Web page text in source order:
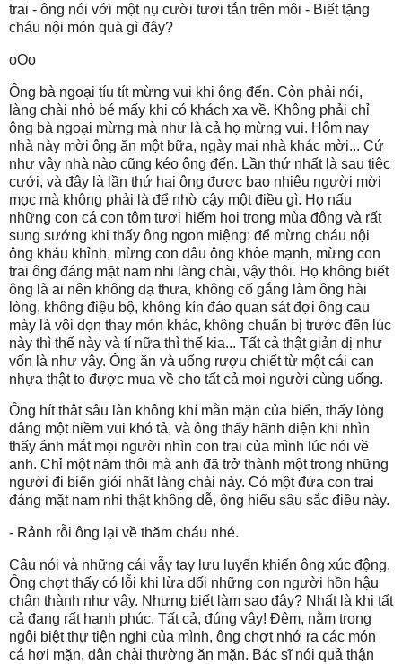
trai - ông nói với một nụ cười tươi tắn trên môi - Biết tặng
cháu nội món quà gì đây?
oOo
Ông bà ngoại tíu tít mừng vui khi ông đến. Còn phải nói,
làng chài nhỏ bé mấy khi có khách xa về. Không phải chỉ
ông bà ngoại mừng mà như là cả họ mừng vui. Hôm nay
nhà này mời ông ăn một bữa, ngày mai nhà khác mời... Cứ
như vậy nhà nào cũng kéo ông đến. Lần thứ nhất là sau tiệc
cưới, và đây là lần thứ hai ông được bao nhiêu người mời
mọc mà không phải là để nhờ cậy một điều gì. Họ nấu
những con cá con tôm tươi hiếm hoi trong mùa đông và rất
sung sướng khi thấy ông ngon miệng; để mừng cháu nội
ông kháu khỉnh, mừng con dâu ông khỏe mạnh, mừng con
trai ông đáng mặt nam nhi làng chài, vậy thôi. Họ không biết
ông là ai nên không dạ thưa, không cố gắng làm ông hài
lòng, không điệu bộ, không kín đáo quan sát đợi ông cau
mày là vội dọn thay món khác, không chuẩn bị trước đến lúc
này thì thế này và tí nữa thì thế kia... Tất cả thật giản dị như
vốn là như vậy. Ông ăn và uống rượu chiết từ một cái can
nhựa thật to được mua về cho tất cả mọi người cùng uống.
Ông hít thật sâu làn không khí mằn mặn của biển, thấy lòng
dâng một niềm vui khó tả, và ông thấy hãnh diện khi nhìn
thấy ánh mắt mọi người nhìn con trai của mình lúc nói về
anh. Chỉ một năm thôi mà anh đã trở thành một trong những
người đi biển giỏi nhất làng chài này. Có một đứa con trai
đáng mặt nam nhi thật không dễ, ông hiểu sâu sắc điều này.
- Rảnh rỗi ông lại về thăm cháu nhé.
Câu nói và những cái vẫy tay lưu luyến khiến ông xúc động.
Ông chợt thấy có lỗi khi lừa dối những con người hồn hậu
chân thành như vậy. Nhưng biết làm sao đây? Nhất là khi tất
cả đang rất hạnh phúc. Tất cả, đúng vậy! Đêm, nằm trong
ngôi biệt thự tiện nghi của mình, ông chợt nhớ ra các món
cá hơi mặn, dân chài thường ăn mặn. Bác sĩ nói quả thận